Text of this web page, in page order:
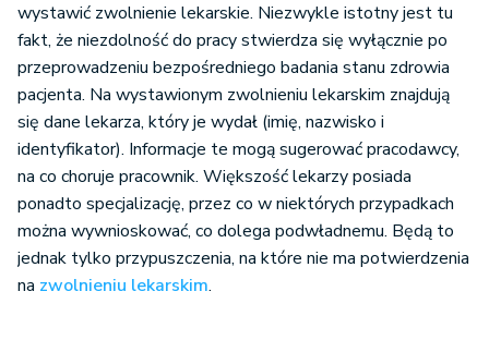
wystawić zwolnienie lekarskie. Niezwykle istotny jest tu
fakt, że niezdolność do pracy stwierdza się wyłącznie po
przeprowadzeniu bezpośredniego badania stanu zdrowia
pacjenta. Na wystawionym zwolnieniu lekarskim znajdują
się dane lekarza, który je wydał (imię, nazwisko i
identyfikator). Informacje te mogą sugerować pracodawcy,
na co choruje pracownik. Większość lekarzy posiada
ponadto specjalizację, przez co w niektórych przypadkach
można wywnioskować, co dolega podwładnemu. Będą to
jednak tylko przypuszczenia, na które nie ma potwierdzenia
na zwolnieniu lekarskim.